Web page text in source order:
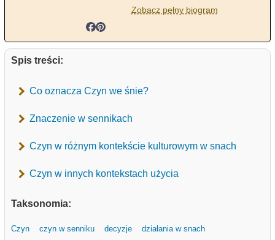
Zobacz pełny biogram
Spis treści:
Co oznacza Czyn we śnie?
Znaczenie w sennikach
Czyn w różnym kontekście kulturowym w snach
Czyn w innych kontekstach użycia
Taksonomia:
Czyn czyn w senniku decyzje
działania w snach